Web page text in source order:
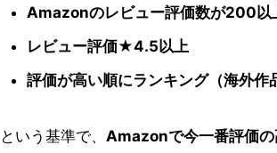
Amazonのレビュー評価数が200以
レビュー評価★4.5以上
評価が高い順にランキング（海外作
という基準で、 Amazonで今一番評価の